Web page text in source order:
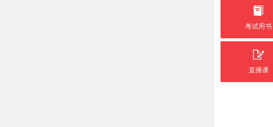
考试用书
直播课